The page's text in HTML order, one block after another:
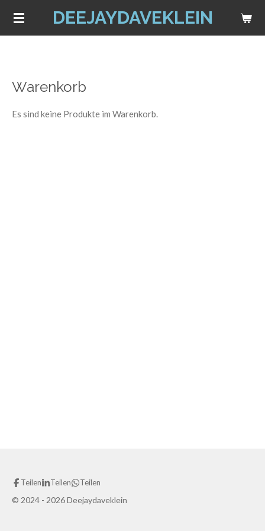
Zum
DEEJAYDAVEKLEIN
Warenkorb
Es sind keine Produkte im Warenkorb.
Teilen Teilen Teilen
© 2024 - 2026 Deejaydaveklein